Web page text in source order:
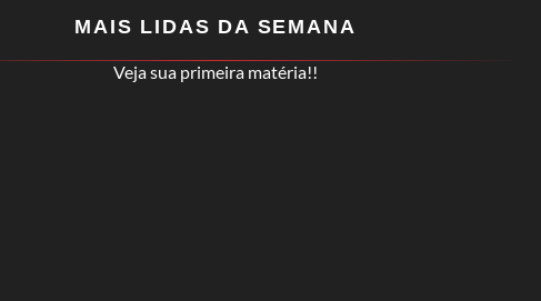
MAIS LIDAS DA SEMANA
Veja sua primeira matéria!!